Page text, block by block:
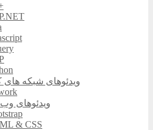
ویدئوهای شبکه های
ویدئوهای وب
& CSS